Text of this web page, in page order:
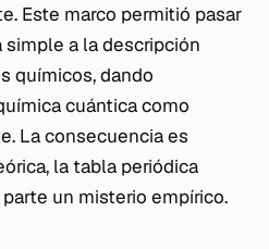
Este marco permitió pasar
a la descripción
químicos, dando
cuántica como
La consecuencia es
la tabla periódica
un misterio empírico.